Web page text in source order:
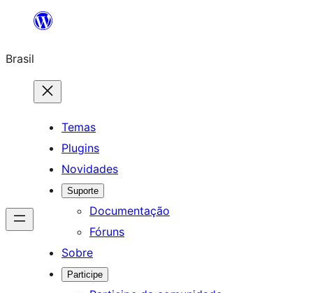
o
conteúdo
Brasil
Temas
Plugins
Novidades
Suporte
Documentação
Fóruns
Sobre
Participe